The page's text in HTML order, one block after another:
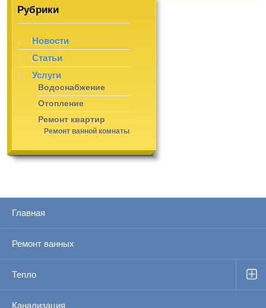
Рубрики
Новости
Статьи
Услуги
Водоснабжение
Отопление
Ремонт квартир
Ремонт ванной комнаты
Главная
Ремонт ванных
Тепло
Канализация